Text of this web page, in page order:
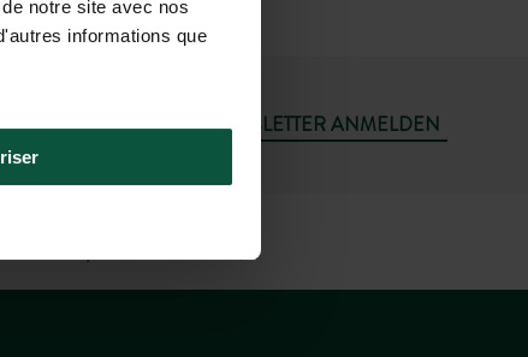
notre site avec nos
informations que
MICH FÜR DEN NEWSLETTER ANMELDEN
18.00 UHR; SA: 09.00 - 17.00 UHR)